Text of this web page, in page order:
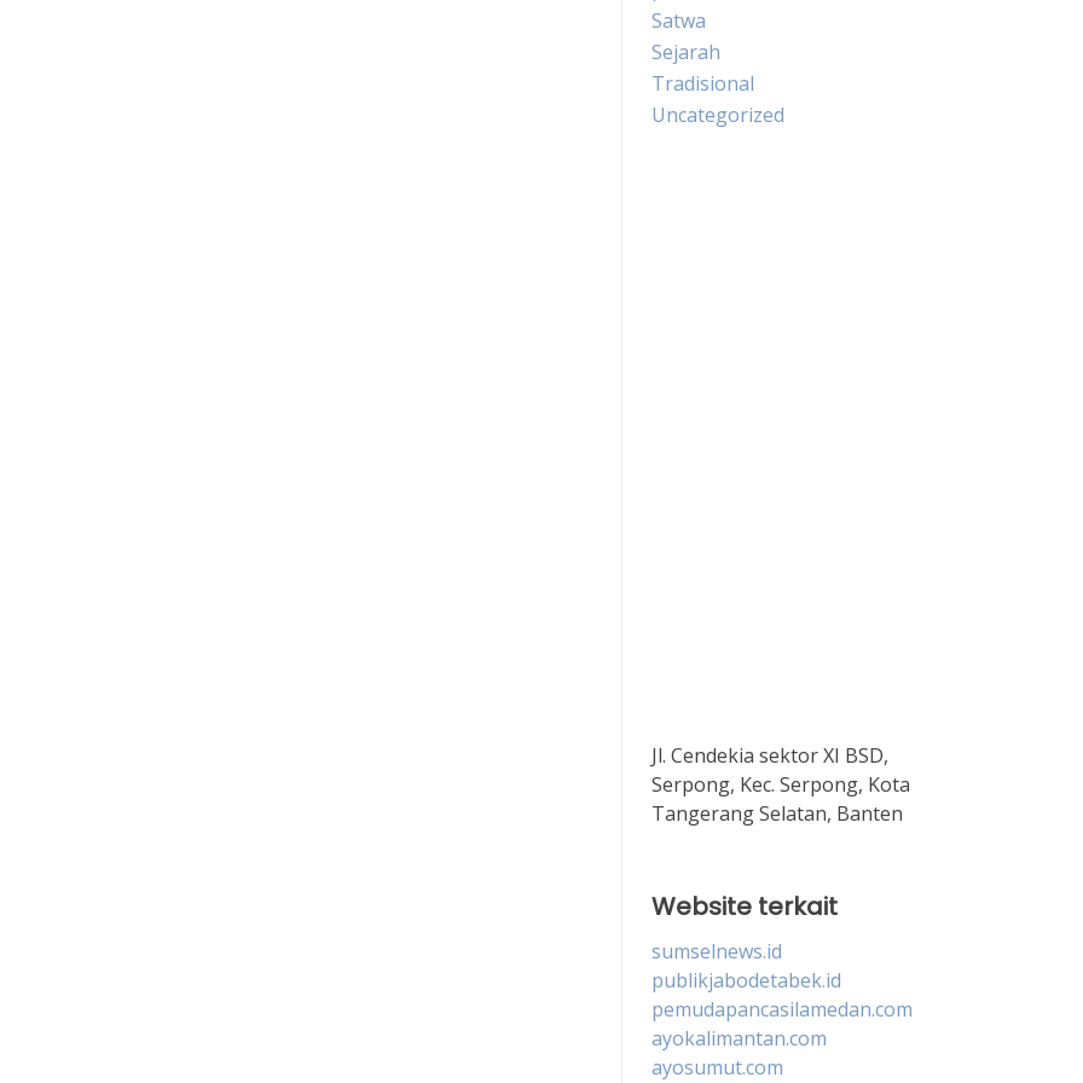
Satwa
Sejarah
Tradisional
Uncategorized
Jl. Cendekia sektor XI BSD,
Serpong, Kec. Serpong, Kota
Tangerang Selatan, Banten
Website terkait
sumselnews.id
publikjabodetabek.id
pemudapancasilamedan.com
ayokalimantan.com
ayosumut.com